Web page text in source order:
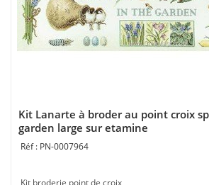
Kit Lanarte à broder au point croix
garden large sur etamine
PN-0007964
Kit broderie point de croix